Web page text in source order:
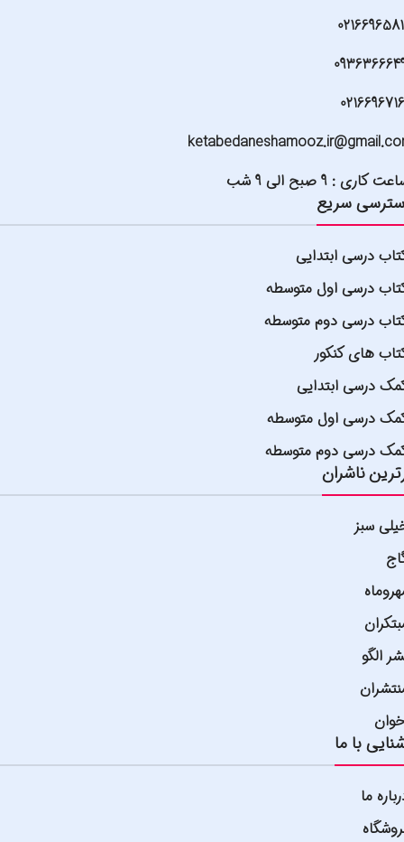
کاری : 9 صبح الی 9 شب
سریع
درسی ابتدایی
درسی اول متوسطه
درسی دوم متوسطه
های کنکور
درسی ابتدایی
درسی اول متوسطه
درسی دوم متوسطه
ناشران
سبز
الگو
با ما
ما